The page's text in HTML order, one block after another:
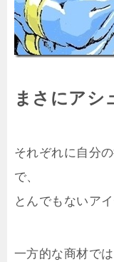
まさにアシ
それぞれに自分
で、
とんでもないア
一方的な商材で